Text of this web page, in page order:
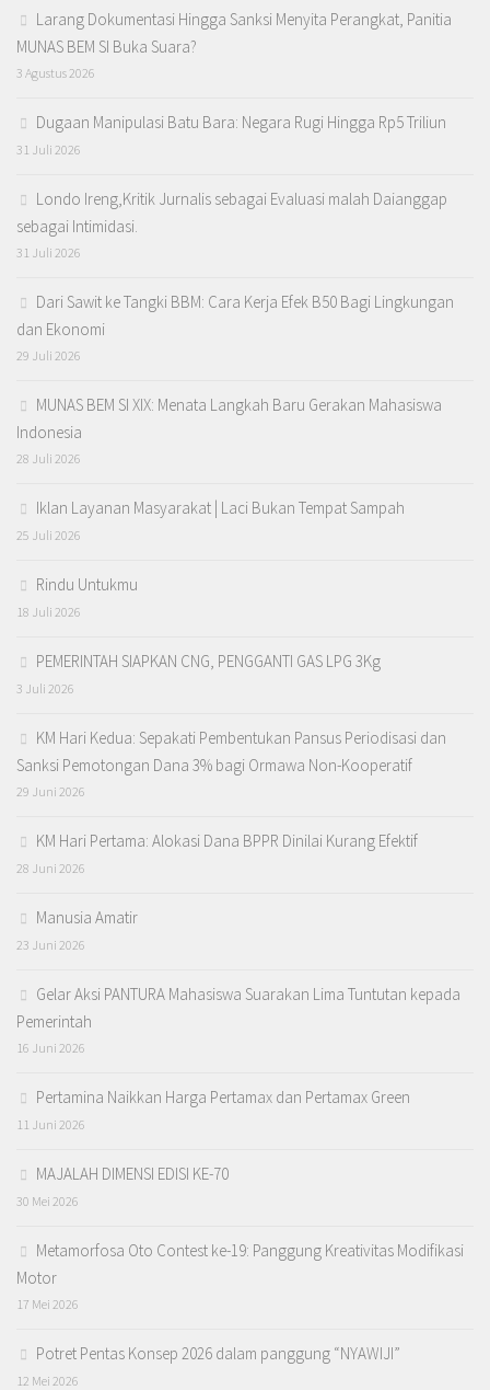
Larang Dokumentasi Hingga Sanksi Menyita Perangkat, Panitia
MUNAS BEM SI Buka Suara?
3 Agustus 2026
Dugaan Manipulasi Batu Bara: Negara Rugi Hingga Rp5 Triliun
31 Juli 2026
Londo Ireng,Kritik Jurnalis sebagai Evaluasi malah Daianggap
sebagai Intimidasi.
31 Juli 2026
Dari Sawit ke Tangki BBM: Cara Kerja Efek B50 Bagi Lingkungan
dan Ekonomi
29 Juli 2026
MUNAS BEM SI XIX: Menata Langkah Baru Gerakan Mahasiswa
Indonesia
28 Juli 2026
Iklan Layanan Masyarakat | Laci Bukan Tempat Sampah
25 Juli 2026
Rindu Untukmu
18 Juli 2026
PEMERINTAH SIAPKAN CNG, PENGGANTI GAS LPG 3Kg
3 Juli 2026
KM Hari Kedua: Sepakati Pembentukan Pansus Periodisasi dan
Sanksi Pemotongan Dana 3% bagi Ormawa Non-Kooperatif
29 Juni 2026
KM Hari Pertama: Alokasi Dana BPPR Dinilai Kurang Efektif
28 Juni 2026
Manusia Amatir
23 Juni 2026
Gelar Aksi PANTURA Mahasiswa Suarakan Lima Tuntutan kepada
Pemerintah
16 Juni 2026
Pertamina Naikkan Harga Pertamax dan Pertamax Green
11 Juni 2026
MAJALAH DIMENSI EDISI KE-70
30 Mei 2026
Metamorfosa Oto Contest ke-19: Panggung Kreativitas Modifikasi
Motor
17 Mei 2026
Potret Pentas Konsep 2026 dalam panggung “NYAWIJI”
12 Mei 2026